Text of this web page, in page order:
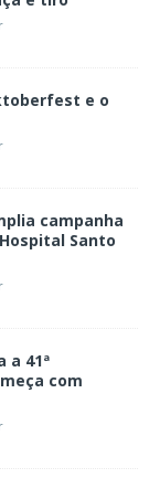
e o
campanha
Santo
a 41ª
com